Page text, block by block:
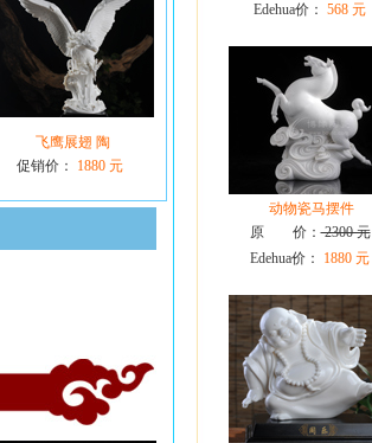
飞鹰展翅 陶
促销价：
1880 元
Edehua价： 568 元
动物瓷马摆件
原 价：2300 元
Edehua价：
1880 元